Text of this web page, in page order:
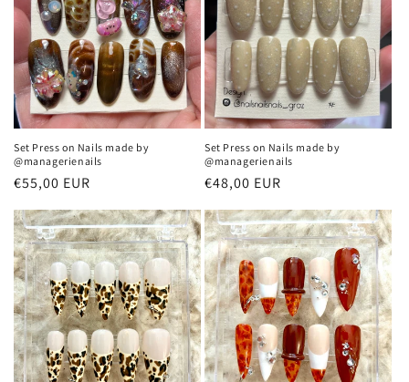
Set Press on Nails made by
@managerienails
Normaler
€55,00 EUR
Set Press on Nails made by
@managerienails
Normaler
€48,00 EUR